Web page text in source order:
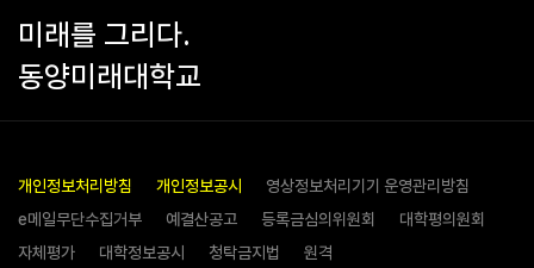
미래를 그리다.
동양미래대학교
개인정보처리방침 개인정보공시
영상정보처리기기 운영관리방침
e메일무단수집거부
예결산공고 등록금심의위원회
대학평의원회
자체평가
대학정보공시 청탁금지법 원격